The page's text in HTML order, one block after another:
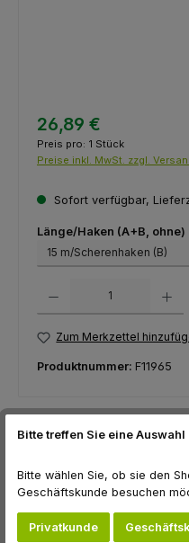
26,89 €
Preis pro: 1 Stück
Preise inkl. MwSt. zzgl.
Sofort verfügbar,
Länge/Haken (A+B, ohne)
Zum Merkzettel
Produktnummer: F11965
Beschreibung
Bewertungen
Bitte treffen Sie eine Auswahl
Bitte wählen Sie, ob sie den
Geschäftskunde besuchen
Privatkunde